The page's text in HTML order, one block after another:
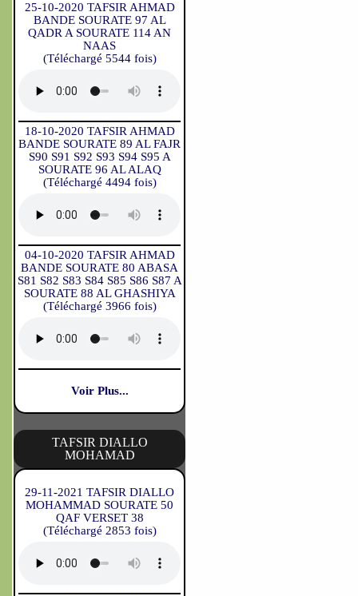
25-10-2020 TAFSIR AHMAD
BANDE SOURATE 97 AL
QADR A SOURATE 114 AN
NAAS
(Téléchargé 5544 fois)
18-10-2020 TAFSIR AHMAD
BANDE SOURATE 89 AL FAJR
S90 S91 S92 S93 S94 S95 A
SOURATE 96 AL ALAQ
(Téléchargé 4494 fois)
04-10-2020 TAFSIR AHMAD
BANDE SOURATE 80 ABASA
S81 S82 S83 S84 S85 S86 S87 A
SOURATE 88 AL GHASHIYA
(Téléchargé 3966 fois)
Voir Plus...
TAFSIR DIALLO
MOHAMAD
29-11-2021 TAFSIR DIALLO
MOHAMMAD SOURATE 50
QAF VERSET 38
(Téléchargé 2853 fois)